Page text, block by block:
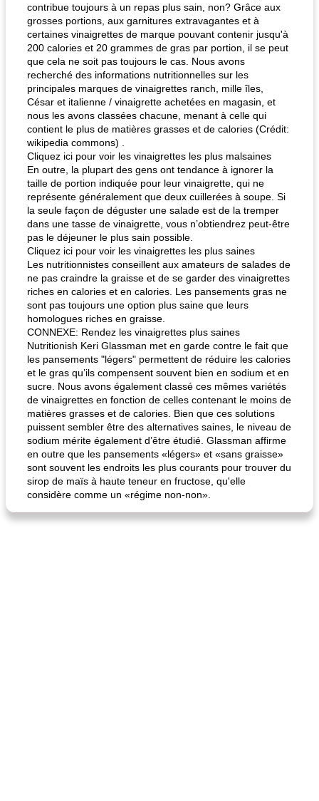
contribue toujours à un repas plus sain, non? Grâce aux
grosses portions, aux garnitures extravagantes et à
certaines vinaigrettes de marque pouvant contenir jusqu'à
200 calories et 20 grammes de gras par portion, il se peut
que cela ne soit pas toujours le cas. Nous avons
recherché des informations nutritionnelles sur les
principales marques de vinaigrettes ranch, mille îles,
César et italienne / vinaigrette achetées en magasin, et
nous les avons classées chacune, menant à celle qui
contient le plus de matières grasses et de calories (Crédit:
wikipedia commons) .
Cliquez ici pour voir les vinaigrettes les plus malsaines
En outre, la plupart des gens ont tendance à ignorer la
taille de portion indiquée pour leur vinaigrette, qui ne
représente généralement que deux cuillerées à soupe. Si
la seule façon de déguster une salade est de la tremper
dans une tasse de vinaigrette, vous n’obtiendrez peut-être
pas le déjeuner le plus sain possible.
Cliquez ici pour voir les vinaigrettes les plus saines
Les nutritionnistes conseillent aux amateurs de salades de
ne pas craindre la graisse et de se garder des vinaigrettes
riches en calories et en calories. Les pansements gras ne
sont pas toujours une option plus saine que leurs
homologues riches en graisse.
CONNEXE: Rendez les vinaigrettes plus saines
Nutritionish Keri Glassman met en garde contre le fait que
les pansements "légers" permettent de réduire les calories
et le gras qu’ils compensent souvent bien en sodium et en
sucre. Nous avons également classé ces mêmes variétés
de vinaigrettes en fonction de celles contenant le moins de
matières grasses et de calories. Bien que ces solutions
puissent sembler être des alternatives saines, le niveau de
sodium mérite également d’être étudié. Glassman affirme
en outre que les pansements «légers» et «sans graisse»
sont souvent les endroits les plus courants pour trouver du
sirop de maïs à haute teneur en fructose, qu'elle
considère comme un «régime non-non».